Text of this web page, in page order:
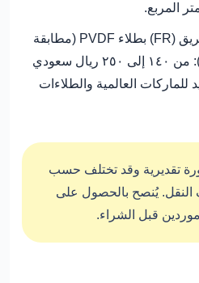
المربع.
ألواح مقاومة للحريق (FR) بطلاء PVDF (مطابقة
من ١٤٠ إلى ٢٥٠ ريال سعودي
للماركات العالمية والطلاءات
تقديرية وقد تختلف حسب
النقل. يُنصح بالحصول على
قبل الشراء.